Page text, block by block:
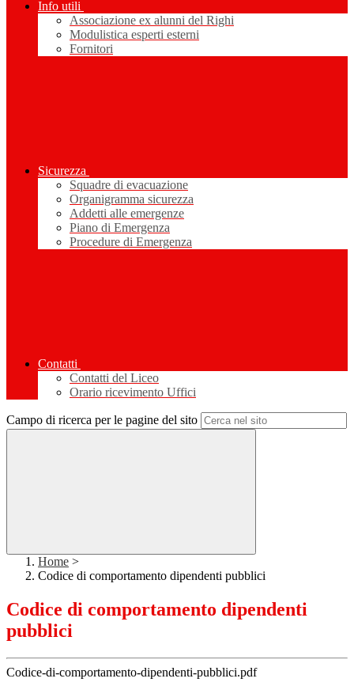
Info utili
Associazione ex alunni del Righi
Modulistica esperti esterni
Fornitori
Sicurezza
Squadre di evacuazione
Organigramma sicurezza
Addetti alle emergenze
Piano di Emergenza
Procedure di Emergenza
Contatti
Contatti del Liceo
Orario ricevimento Uffici
Campo di ricerca per le pagine del sito
Home >
Codice di comportamento dipendenti pubblici
Codice di comportamento dipendenti
pubblici
Codice-di-comportamento-dipendenti-pubblici.pdf